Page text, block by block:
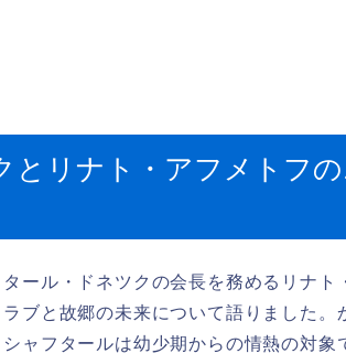
とリナト・アフメトフの
ール・ドネツクの会長を務めるリナト
ブと故郷の未来について語りました。
ャフタールは幼少期からの情熱の対象